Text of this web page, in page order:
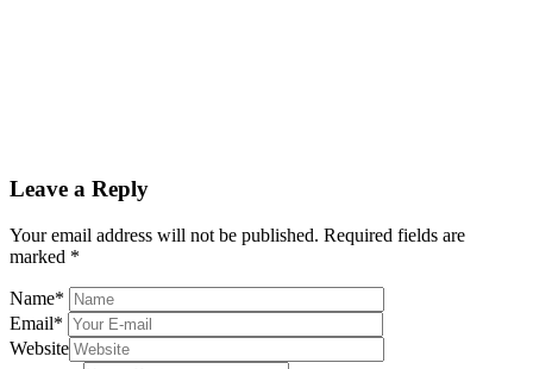
Leave a Reply
Your email address will not be published. Required fields are
marked *
Name*
Email*
Website